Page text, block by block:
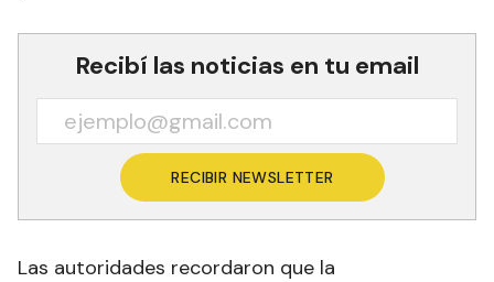
Recibí las noticias en tu email
RECIBIR NEWSLETTER
Las autoridades recordaron que la